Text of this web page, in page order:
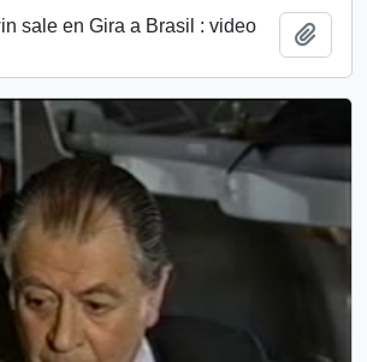
sale en Gira a Brasil : video